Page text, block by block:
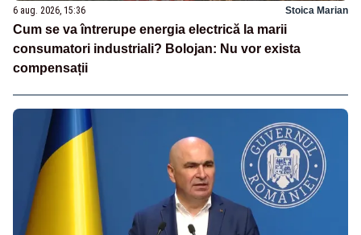
6 aug. 2026, 15:36 Stoica Marian
Cum se va întrerupe energia electrică la marii
consumatori industriali? Bolojan: Nu vor exista
compensații